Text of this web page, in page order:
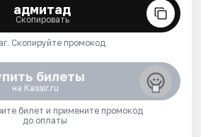
адмитад
Скопировать
Скопируйте промокод
билеты
на Kassir.ru
билет и примените промокод
до оплаты